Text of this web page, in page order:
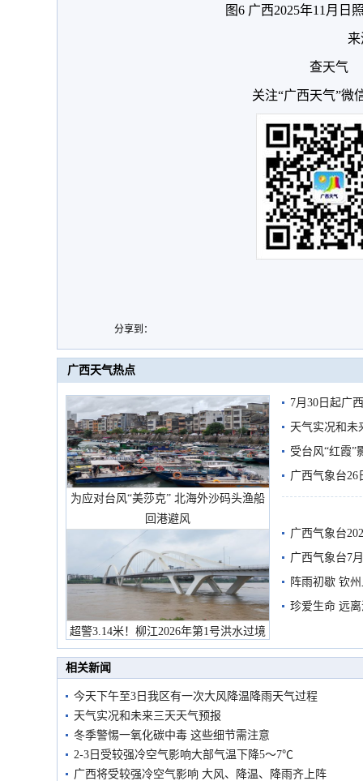
图6 广西2025年11月日
查天气
关注“广西天气”微
分享到：
广西天气热点
为应对台风“美莎克” 北海外沙码头渔船
回港避风
超警3.14米！柳江2026年第1号洪水过境
市民在堤岸见证汛况
7月30日起广
天气实况和未
受台风“红霞”
有较强降雨
广西气象台26
广西气象台
预警
广西气象台7
阵雨初歇 钦
珍爱生命 远
相关新闻
今天下午至3日我区有一次大风降温降雨天气过程
天气实况和未来三天天气预报
冬季警惕一氧化碳中毒 这些细节需注意
2-3日受较强冷空气影响大部气温下降5～7℃
广西将受较强冷空气影响 大风、降温、降雨齐上阵